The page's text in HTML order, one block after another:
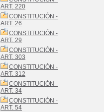
ART. 220
CONSTITUCIÓN -
ART. 26
CONSTITUCIÓN -
ART. 29
CONSTITUCIÓN -
ART. 303
CONSTITUCIÓN -
ART. 312
CONSTITUCIÓN -
ART. 34
CONSTITUCIÓN -
ART. 54